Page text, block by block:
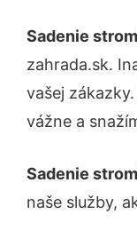
Sadenie
zahrada.sk.
vašej
vážne a
Sadenie
naše služby,